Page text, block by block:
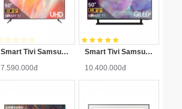
Smart Tivi Samsung UHD 4K 50 inch UA50AU7000KXXV
7.590.000đ
Smart Tivi Samsung QA50Q60AAKXXV 4k 50 inch QLED
10.400.000đ